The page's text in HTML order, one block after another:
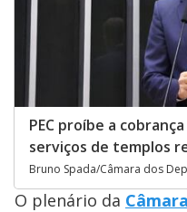
PEC proíbe a
serviços de templos
Bruno Spada/Câmara dos
O plenário da Câmara